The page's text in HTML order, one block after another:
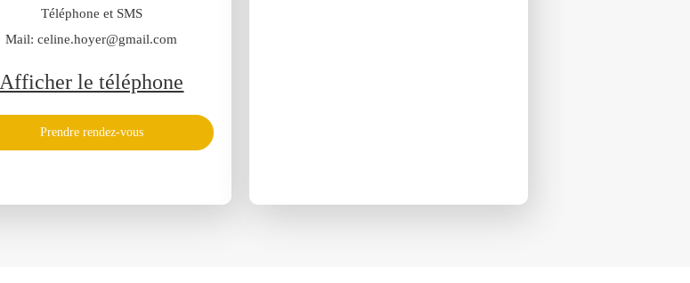
Téléphone et SMS
Mail: celine.hoyer@gmail.com
Afficher le téléphone
Prendre rendez-vous